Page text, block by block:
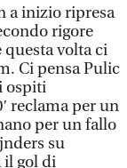
a inizio ripresa
rigore
questa volta ci
Ci pensa Pulic
ospiti
reclama per un
per un fallo
su
il gol di